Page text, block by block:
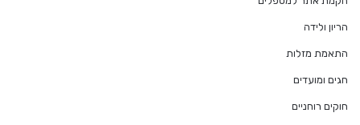
הריון ולידה
התאמת מזלות
חגים ומועדים
חוקים רוחניים